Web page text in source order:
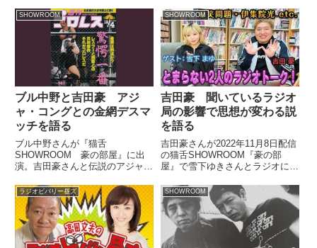
となりや引退の本当の理由などを
話していました。（プチ鹿島）ま
あ、金曜夜8時ということでね、
最初プロレストークでおなじみ...
SHOWROOM
ブル中野と吉田豪 アジ
ャ・コングとの金網デスマ
ッチを語る
ブル中野さんが『猫舌
SHOWROOM 豪の部屋』に出
演。吉田豪さんと伝説のアジャ・
て話していました。（吉田豪）本
当に全女の特殊さの話にちょっと
戻りますけども。いろんな人に聞
けば聞くほど異常団体だったって
いうのは...
SHOWROOM
吉田豪 聞いているラジオ
局の影響で思想が変わる説
を語る
吉田豪さんが2022年11月8日配信
の猫舌SHOWROOM『豪の部
屋』で雪下ゆきさんとラジオにつ
ジオ局の影響でその人が持つ思想
が変わってくるという話をしてい
ました。
ラジオビバリー昼ズ SHOWROOM